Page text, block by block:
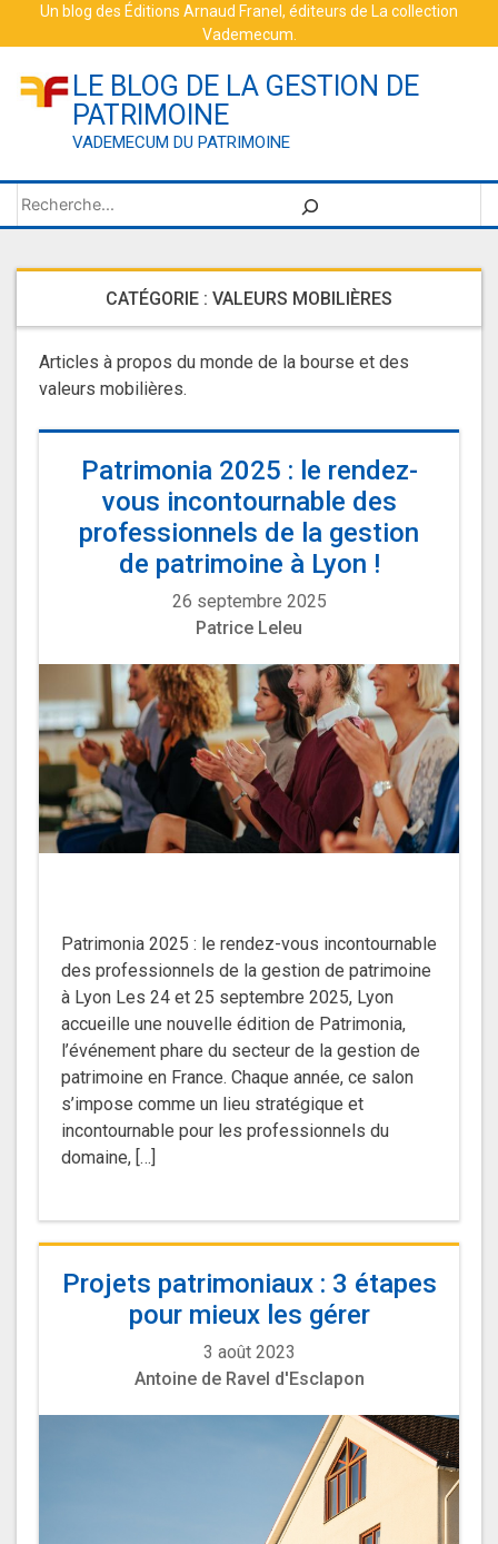
Un blog des Éditions Arnaud Franel , éditeurs de La collection
Vademecum
LE BLOG DE LA GESTION DE
PATRIMOINE
VADEMECUM DU PATRIMOINE
Rechercher
CATÉGORIE : VALEURS MOBILIÈRES
Articles à propos du monde de la bourse et des
valeurs mobilières.
Patrimonia 2025 : le rendez-
vous incontournable des
professionnels de la gestion
de patrimoine à Lyon !
26 septembre 2025
Patrice Leleu
Patrimonia 2025 : le rendez-vous incontournable
des professionnels de la gestion de patrimoine
à Lyon Les 24 et 25 septembre 2025, Lyon
accueille une nouvelle édition de Patrimonia,
l’événement phare du secteur de la gestion de
patrimoine en France. Chaque année, ce salon
s’impose comme un lieu stratégique et
incontournable pour les professionnels du
domaine, […]
Projets patrimoniaux : 3 étapes
pour mieux les gérer
3 août 2023
Antoine de Ravel d'Esclapon